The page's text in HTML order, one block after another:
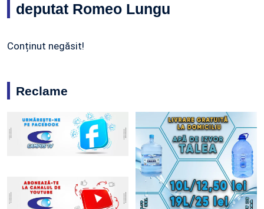
deputat Romeo Lungu
Conținut negăsit!
Reclame